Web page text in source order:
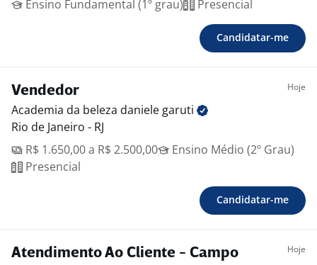
Ensino Fundamental (1º grau)
Presencial
Candidatar-me
Vendedor Hoje
Academia da beleza daniele garuti
Rio de Janeiro - RJ
R$ 1.650,00 a R$ 2.500,00
Ensino Médio (2º Grau)
Presencial
Candidatar-me
Atendimento Ao Cliente - Campo
Hoje